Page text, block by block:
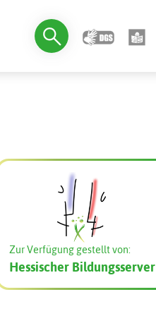
Zur Verfügung gestellt von:
Hessischer Bildungsserver